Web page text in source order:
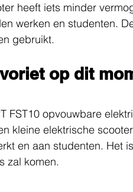
heeft iets minder
werken en studenten.
gebruikt.
op dit
FST10 opvouwbare
kleine elektrische
en aan studenten. Het
zal komen.